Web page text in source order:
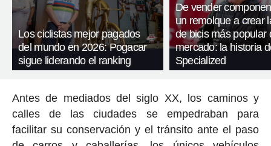
Los ciclistas mejor pagados
del mundo en 2026: Pogacar
sigue liderando el ranking
De vender
un remolque a crear
de bicis más popular
mercado: la historia
Specialized
Antes de mediados del siglo XX, los caminos y
calles de las ciudades se empedraban para
facilitar su conservación y el tránsito ante el paso